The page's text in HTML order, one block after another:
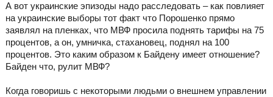
А вот украинские эпизоды надо расследовать – как повлияет
на украинские выборы тот факт что Порошенко прямо
заявлял на пленках, что МВФ просила поднять тарифы на 75
процентов, а он, умничка, стахановец, поднял на 100
процентов. Это каким образом к Байдену имеет отношение?
Байден что, рулит МВФ?
Когда говоришь с некоторыми людьми о внешнем управлении